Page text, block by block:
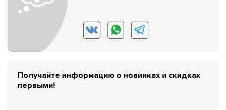
Получайте информацию о новинках и скидках
первыми!